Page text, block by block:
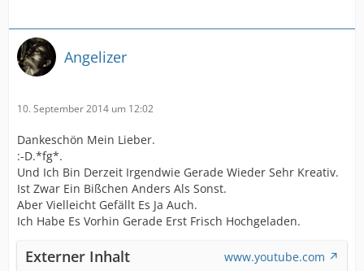
Angelizer
10. September 2014 um 12:02
Dankeschön Mein Lieber.
:-D.*fg*.
Und Ich Bin Derzeit Irgendwie Gerade Wieder Sehr Kreativ.
Ist Zwar Ein Bißchen Anders Als Sonst.
Aber Vielleicht Gefällt Es Ja Auch.
Ich Habe Es Vorhin Gerade Erst Frisch Hochgeladen.
Externer Inhalt
www.youtube.com